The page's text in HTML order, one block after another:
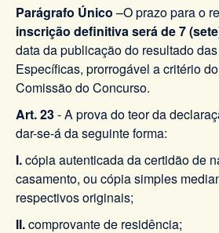
Parágrafo Único –O prazo para o
inscrição definitiva será de 7
data da publicação do resultado
Específicas, prorrogável a critério
Comissão do Concurso.
Art. 23- A prova do teor da
dar-se-á da seguinte forma:
I.cópia autenticada da certidão de
casamento, ou cópia simples
respectivos originais;
II.comprovante de residência;